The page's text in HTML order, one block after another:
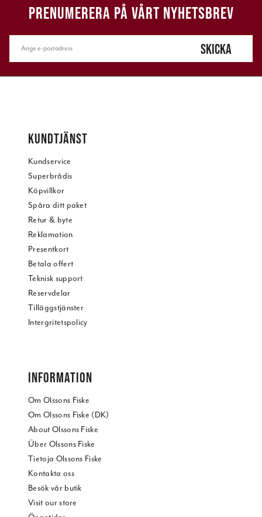
PRENUMERERA PÅ VÅRT NYHETSBREV
SKICKA
KUNDTJÄNST
Kundservice
Superbrådis
Köpvillkor
Spåra ditt paket
Retur & byte
Reklamation
Presentkort
Betala offert
Teknisk support
Reservdelar
Tilläggstjänster
Intergritetspolicy
INFORMATION
Om Olssons Fiske
Om Olssons Fiske (DK)
About Olssons Fiske
Über Olssons Fiske
Tietoja Olssons Fiske
Kontakta oss
Besök vår butik
Visit our store